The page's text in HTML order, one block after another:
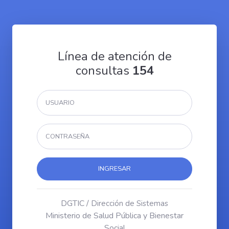
Línea de atención de
consultas 154
INGRESAR
DGTIC / Dirección de Sistemas
Ministerio de Salud Pública y Bienestar